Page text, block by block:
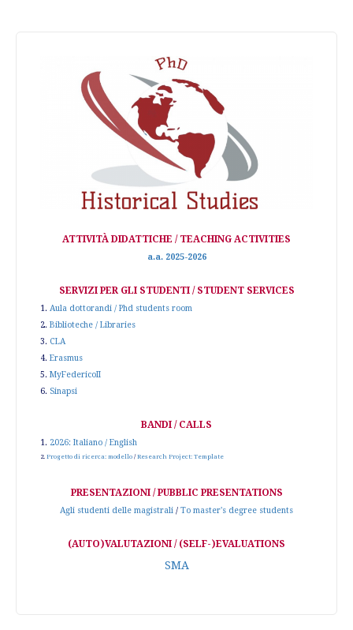
ATTIVITÀ DIDATTICHE / TEACHING ACTIVITIES
a.a. 2025-2026
SERVIZI PER GLI STUDENTI / STUDENT SERVICES
1. Aula dottorandi / Phd students room
2. Biblioteche / Libraries
3. CLA
4. Erasmus
5. MyFedericoII
6. Sinapsi
BANDI / CALLS
1. 2026: Italiano / English
2. Progetto di ricerca: modello /Research Project: Template
PRESENTAZIONI / PUBBLIC PRESENTATIONS
Agli studenti delle magistrali / To master's degree students
(AUTO)VALUTAZIONI / (SELF-)EVALUATIONS
SMA